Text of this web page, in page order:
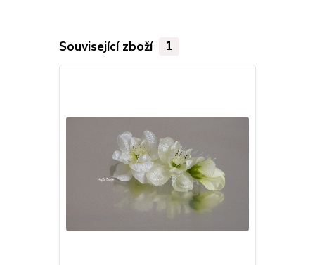
Související zboží 1